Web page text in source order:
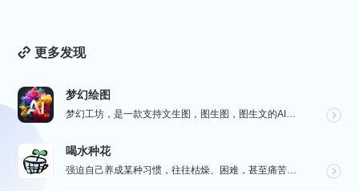
更多发现
梦幻绘图
梦幻工坊，是一款支持文生图，图生图，图生文的AI绘图工具，不需要魔法就可以使用各种 AI 工具，也不...
喝水种花
强迫自己养成某种习惯，往往枯燥、困难，甚至痛苦。而喝水种花旨在通过种花这种游戏的方式，让您在养成喝水...